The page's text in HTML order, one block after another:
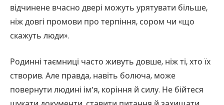
відчинене вчасно двері можуть урятувати більше,
ніж довгі промови про терпіння, сором чи «що
скажуть люди».
Родинні таємниці часто живуть довше, ніж ті, хто їх
створив. Але правда, навіть болюча, може
повернути людині ім’я, коріння й силу. Не бійтеся